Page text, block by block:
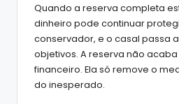
Quando a reserva completa
dinheiro pode continuar
conservador, e o casal passa
objetivos. A reserva não
financeiro. Ela só remove o
do inesperado.